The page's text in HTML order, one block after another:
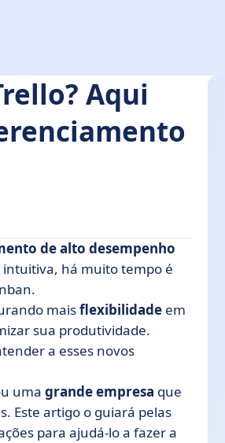
Aqui
nesta tabela de
de alto desempenho
intuitiva, há muito tempo é
maisflexibilidade em
sua produtividade.
a esses novos
uma grande empresa que
Este artigo o guiará pelas
para ajudá-lo a fazer a